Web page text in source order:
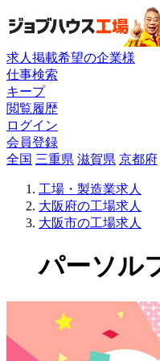
求人掲載希望の企業様
仕事検索
キープ
閲覧履歴
ログイン
会員登録
全国 三重県 滋賀県 京都府
工場・製造業求人
大阪府の工場求人
大阪市の工場求人
パーソル